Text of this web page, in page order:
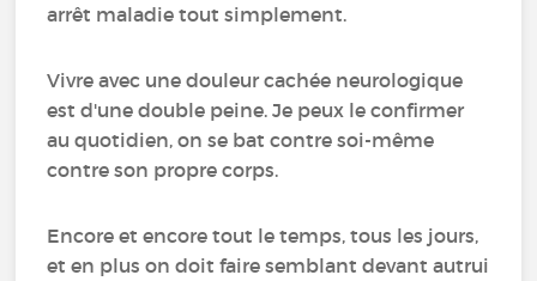
arrêt maladie tout simplement.
Vivre avec une douleur cachée neurologique
est d'une double peine. Je peux le confirmer
au quotidien, on se bat contre soi-même
contre son propre corps.
Encore et encore tout le temps, tous les jours,
et en plus on doit faire semblant devant autrui